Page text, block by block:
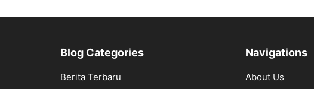
Blog Categories
Berita Terbaru
Navigations
About Us